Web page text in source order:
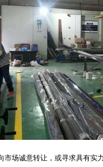
场诚意转让，或寻求具有